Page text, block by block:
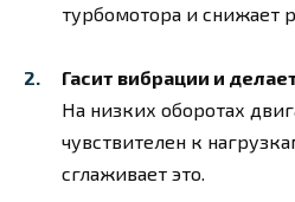
турбомотора и снижает
Гасит вибрации и
На низких оборотах
чувствителен к
сглаживает это.